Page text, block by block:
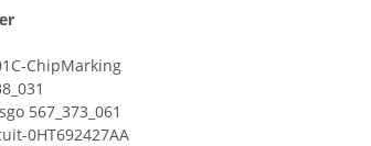
ChipMarking
567_373_061
0HT692427AA